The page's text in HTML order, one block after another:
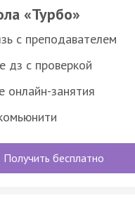
«Турбо»
с преподавателем
дз с проверкой
онлайн-занятия
Получить бесплатно